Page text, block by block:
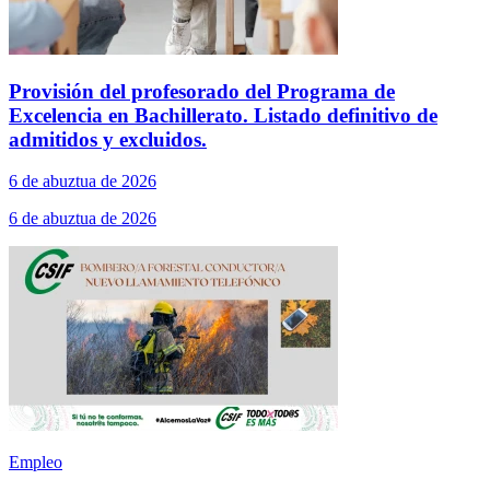
Provisión del profesorado del Programa de
Excelencia en Bachillerato. Listado definitivo de
admitidos y excluidos.
6 de abuztua de 2026
6 de abuztua de 2026
Empleo